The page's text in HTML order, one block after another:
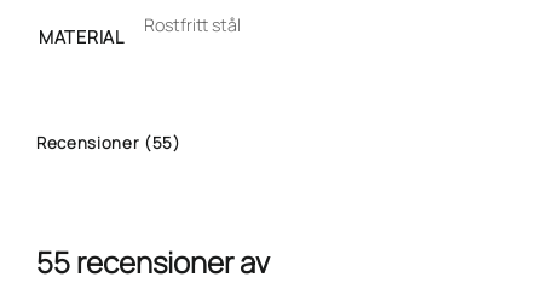
MATERIAL
Rostfritt stål
Recensioner (55)
55 recensioner av